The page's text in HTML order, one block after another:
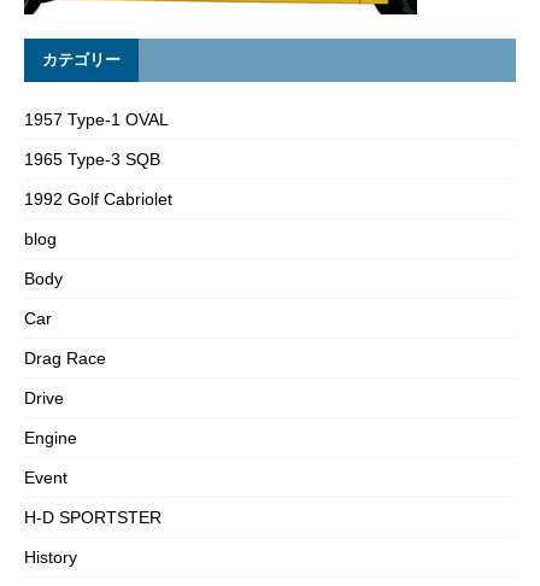
カテゴリー
1957 Type-1 OVAL
1965 Type-3 SQB
1992 Golf Cabriolet
blog
Body
Car
Drag Race
Drive
Engine
Event
H-D SPORTSTER
History